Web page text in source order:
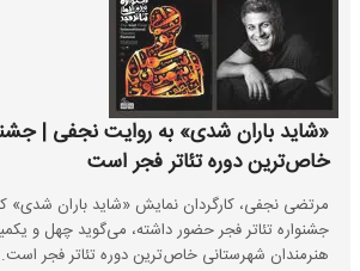
«شاید باران شدی» به روایت نجفی |
خاص‌ترین دوره تئاتر فجر است
مرتضی نجفی، کارگردان نمایش «شاید باران
جشنواره تئاتر فجر حضور داشته، می‌گوید چهل و
هنرمندان شهرستانی خاص‌ترین دوره تئاتر فجر است.